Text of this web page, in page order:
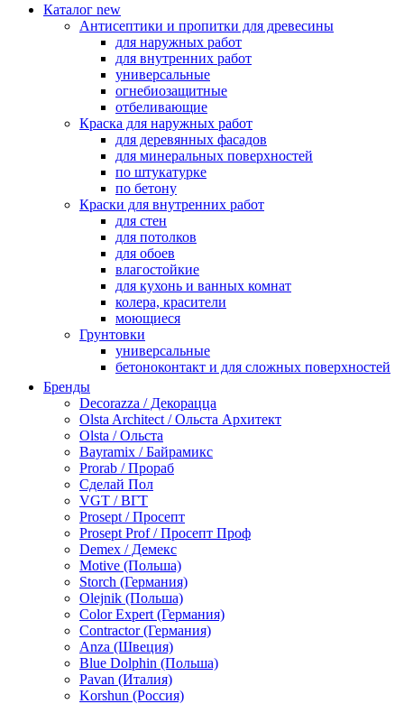
Каталог new
Антисептики и пропитки для древесины
для наружных работ
для внутренних работ
универсальные
огнебиозащитные
отбеливающие
Краска для наружных работ
для деревянных фасадов
для минеральных поверхностей
по штукатурке
по бетону
Краски для внутренних работ
для стен
для потолков
для обоев
влагостойкие
для кухонь и ванных комнат
колера, красители
моющиеся
Грунтовки
универсальные
бетоноконтакт и для сложных поверхностей
по металлу
антикорозийные
под декоративные штукатурки
для гипсокартона
под штукатурку
Герметик
акриловые
силиконовые универсальные, нейтральные
силиконовые санитарные (антигрибковые)
шовные для срубов
для кровли
для каминов
полиуретановые
Декоративные штукатурки и краски
краски для декора, патина
мокрый шелк
венецианские (эффект мрамора)
песок (эффект песчаных вихрей)
декоративная шпаклевка
Бренды
Decorazza / Декорацца
Olsta Architect / Ольста Архитект
Olsta / Ольста
Bayramix / Байрамикс
Prorab / Прораб
Сделай Пол
VGT / ВГТ
Prosept / Просепт
Prosept Prof / Просепт Проф
Demex / Демекс
Motive (Польша)
Storch (Германия)
Olejnik (Польша)
Color Expert (Германия)
Contractor (Германия)
Anza (Швеция)
Blue Dolphin (Польша)
Pavan (Италия)
Korshun (Россия)